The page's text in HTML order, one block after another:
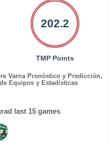
202.2
TMP Points
Varna Pronóstico y Predicción,
Equipos y Estadísticas
last 15 games